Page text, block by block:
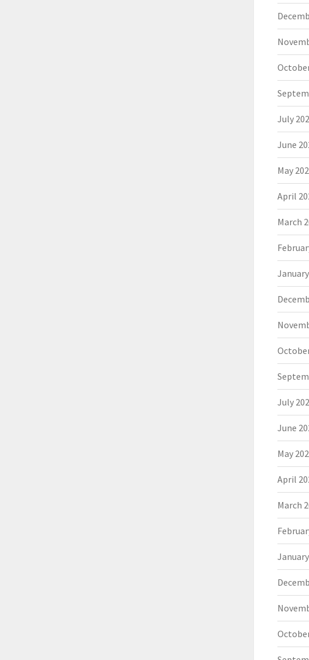
July
June
May
April
March
July
June
May
April
March